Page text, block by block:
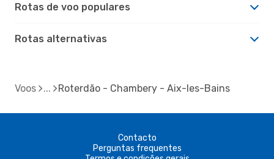
Rotas de voo populares
Rotas alternativas
Voos Roterdão - Chambery - Aix-les-Bains
Contacto
Perguntas frequentes